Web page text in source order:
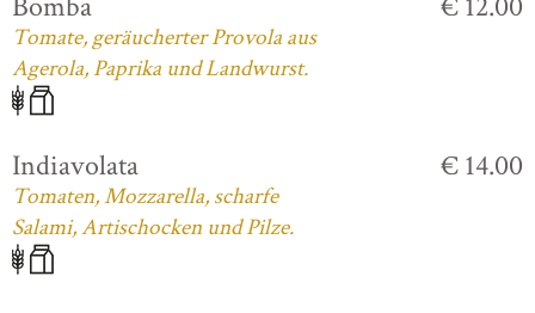
Tomate, geräucherter Provola aus
Agerola, Paprika und Landwurst.
Indiavolata
Tomaten, Mozzarella, scharfe
Salami, Artischocken und Pilze.
€ 14.00